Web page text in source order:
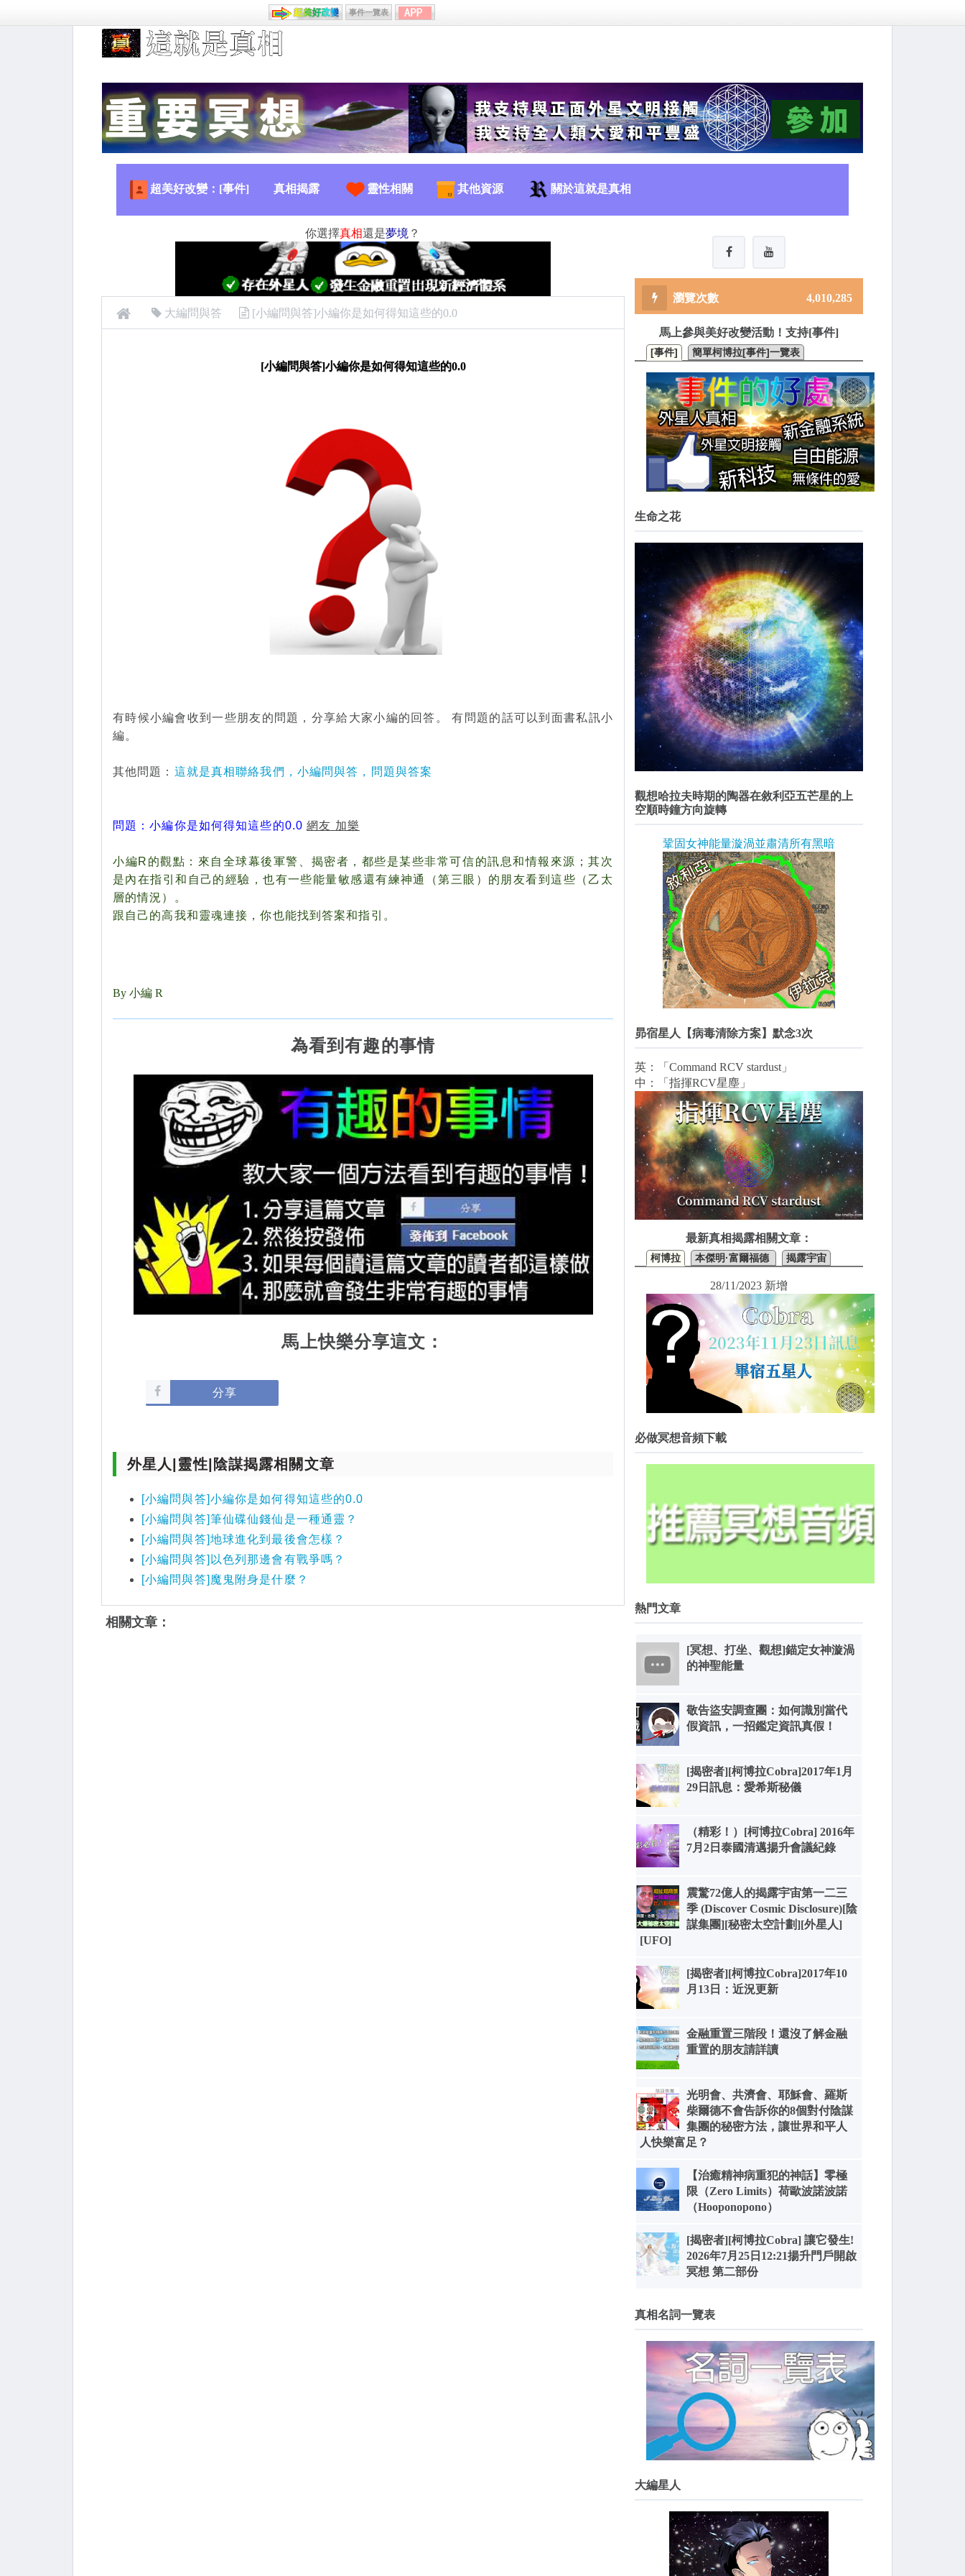
事件一覽表
超美好改變：[事件] 真相揭露 靈性相關 其他資源 關於這就是真相
你選擇真相還是夢境 ？
大編問與答 [小編問與答]小編你是如何得知這些的0.0
[小編問與答]小編你是如何得知這些的0.0
有時候小編會收到一些朋友的問題，分享給大家小編的回答。 有問題的話可以到面書私訊小
編。
其他問題： 這就是真相聯絡我們，小編問與答，問題與答案
問題：小編你是如何得知這些的0.0 網友 加樂
小編R的觀點：來自全球幕後軍警、揭密者，都些是某些非常可信的訊息和情報來源；其次
是內在指引和自己的經驗，也有一些能量敏感還有練神通（第三眼）的朋友看到這些（乙太
層的情況）
。
跟自己的高我和靈魂連接，你也能找到答案和指引。
By 小編 R
為看到有趣的事情
馬上快樂分享這文：
分享
外星人|靈性|陰謀揭露相關文章
[小編問與答]小編你是如何得知這些的0.0
[小編問與答]筆仙碟仙錢仙是一種通靈？
[小編問與答]地球進化到最後會怎樣？
[小編問與答]以色列那邊會有戰爭嗎？
[小編問與答]魔鬼附身是什麼？
相關文章：
4,010,285
馬上參與美好改變活動！支持[事件]
[事件] 簡單柯博拉[事件]一覽表
生命之花
觀想哈拉夫時期的陶器在敘利亞五芒星的上
空順時鐘方向旋轉
鞏固女神能量漩渦並肅清所有黑暗
昴宿星人【病毒清除方案】默念3次
英：「Command RCV stardust」
中：「指揮RCV星塵」
最新真相揭露相關文章：
柯博拉 本傑明·富爾福德 揭露宇宙
28/11/2023 新增
必做冥想音頻下載
熱門文章
[冥想、打坐、觀想]錨定女神漩渦
的神聖能量
敬告盜安調查團：如何識別當代
假資訊，一招鑑定資訊真假！
[揭密者][柯博拉Cobra]2017年1月
29日訊息：愛希斯秘儀
（精彩！）[柯博拉Cobra] 2016年
7月2日泰國清邁揚升會議紀錄
震驚72億人的揭露宇宙第一二三
季 (Discover Cosmic Disclosure)[陰
謀集團][秘密太空計劃][外星人]
[UFO]
[揭密者][柯博拉Cobra]2017年10
月13日：近況更新
金融重置三階段！還沒了解金融
重置的朋友請詳讀
光明會、共濟會、耶穌會、羅斯
柴爾德不會告訴你的8個對付陰謀
集團的秘密方法，讓世界和平人
人快樂富足？
【治癒精神病重犯的神話】零極
限（Zero Limits）荷歐波諾波諾
（Hooponopono）
[揭密者][柯博拉Cobra] 讓它發生!
2026年7月25日12:21揚升門戶開啟
冥想 第二部份
真相名詞一覽表
大編星人